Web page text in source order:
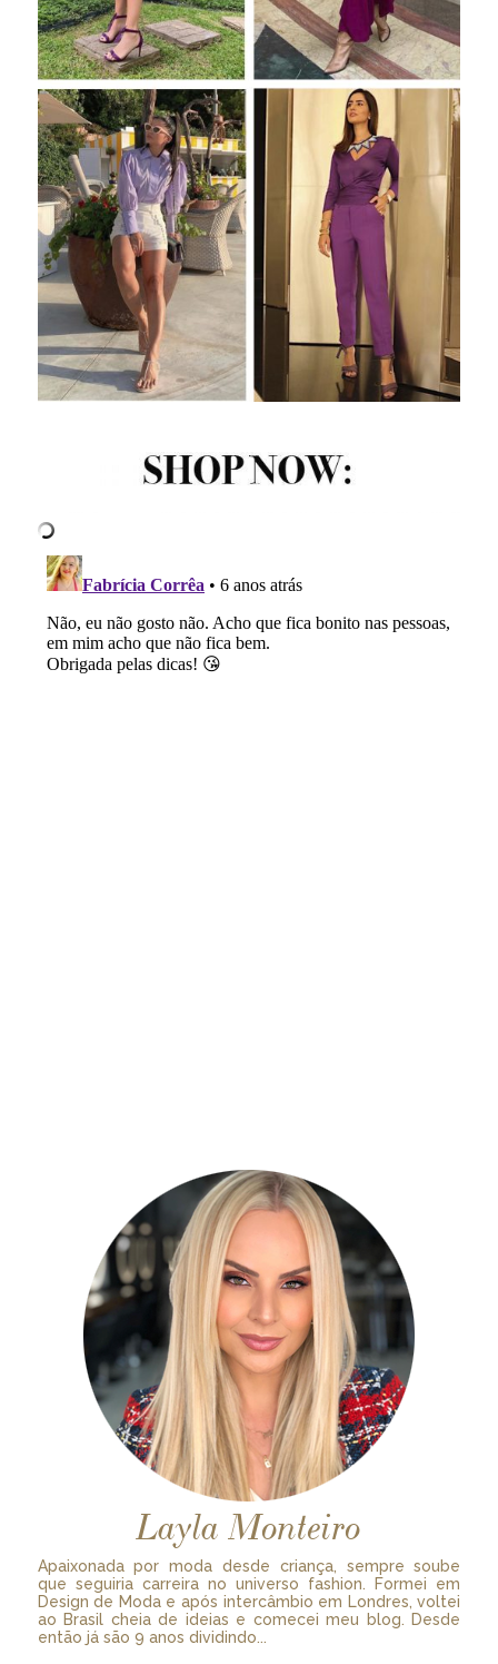
Layla Monteiro
Apaixonada por moda desde criança, sempre soube
que seguiria carreira no universo fashion. Formei em
Design de Moda e após intercâmbio em Londres, voltei
ao Brasil cheia de ideias e comecei meu blog. Desde
então já são 9 anos dividindo...